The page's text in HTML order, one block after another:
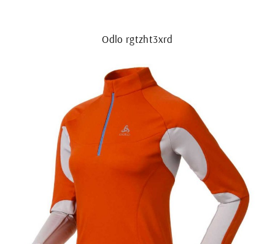
Odlo rgtzht3xrd